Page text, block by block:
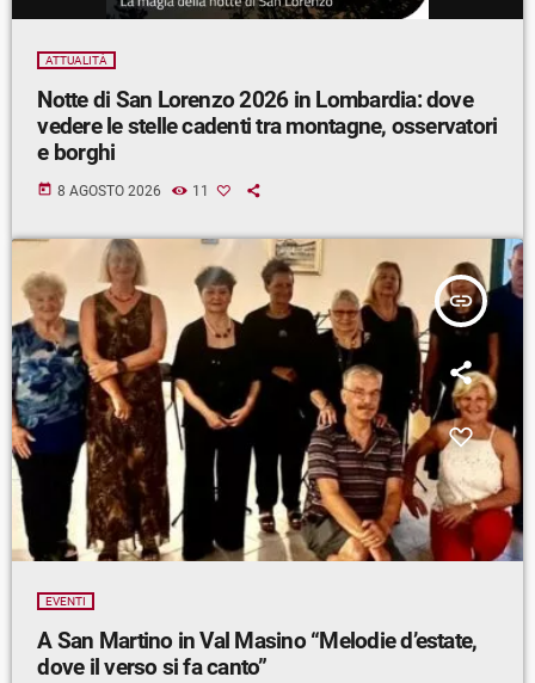
ATTUALITÀ
Notte di San Lorenzo 2026 in Lombardia: dove
vedere le stelle cadenti tra montagne, osservatori
e borghi
today 8 AGOSTO 2026 11
insert_link
EVENTI
A San Martino in Val Masino “Melodie d’estate,
dove il verso si fa canto”